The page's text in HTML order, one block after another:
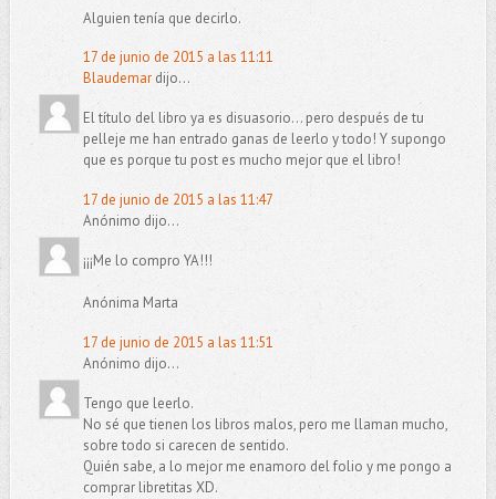
Alguien tenía que decirlo.
17 de junio de 2015 a las 11:11
Blaudemardijo...
El título del libro ya es disuasorio... pero después de tu
pelleje me han entrado ganas de leerlo y todo! Y supongo
que es porque tu post es mucho mejor que el libro!
17 de junio de 2015 a las 11:47
Anónimo dijo...
¡¡¡Me lo compro YA!!!
Anónima Marta
17 de junio de 2015 a las 11:51
Anónimo dijo...
Tengo que leerlo.
No sé que tienen los libros malos, pero me llaman mucho,
sobre todo si carecen de sentido.
Quién sabe, a lo mejor me enamoro del folio y me pongo a
comprar libretitas XD.